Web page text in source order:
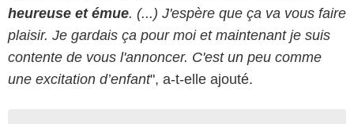
heureuse et émue. (...) J'espère que ça va vous faire
plaisir. Je gardais ça pour moi et maintenant je suis
contente de vous l'annoncer. C'est un peu comme
une excitation d’enfant", a-t-elle ajouté.